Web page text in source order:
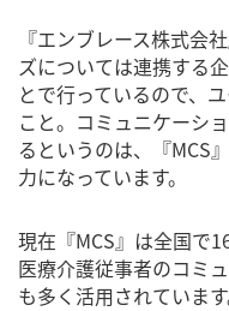
『エンブレース株式会
ズについては連携する
とで行っているので、
こと。コミュニケーシ
るというのは、『MCS
力になっています。
現在『MCS』は全国で
医療介護従事者のコミ
も多く活用されています